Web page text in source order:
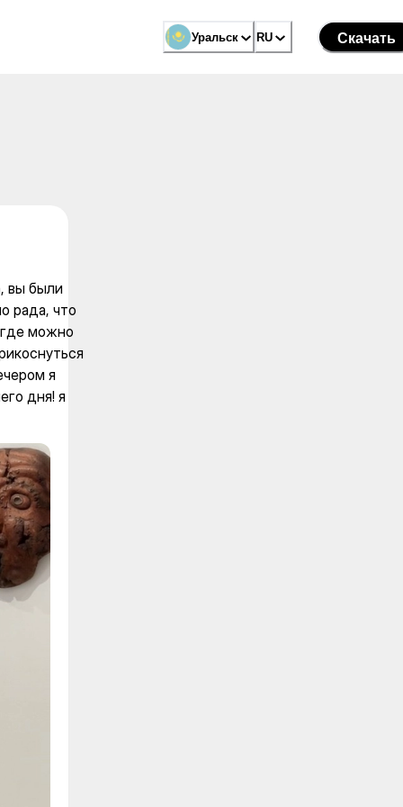
Уральск RU Скачать
Уральск RU Скачать
вы были
рада, что
можно
я
дня! я